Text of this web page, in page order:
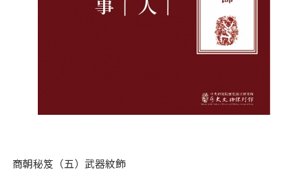
商朝秘笈（五）武器紋飾